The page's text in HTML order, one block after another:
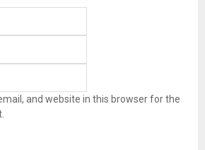
and website in this browser for the